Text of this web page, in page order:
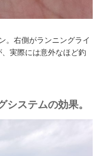
。右側がランニングライ
実際には意外なほど釣
システムの効果。